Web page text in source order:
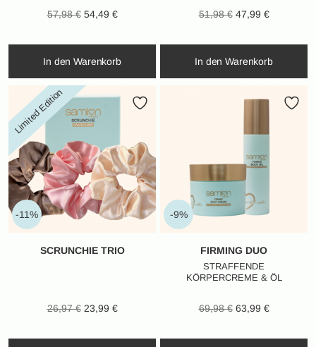
57,98€ Ursprünglicher
54,49 €Aktueller
In den Warenkorb
51,98€ Ursprünglicher
47,99 €Aktueller
In den Warenkorb
Limited Edition
-11%
SCRUNCHIE TRIO
26,97€ Ursprünglicher
23,99 €Aktueller
-9%
FIRMING DUO
STRAFFENDE
KÖRPERCREME & ÖL
69,98€ Ursprünglicher
63,99 €Aktueller